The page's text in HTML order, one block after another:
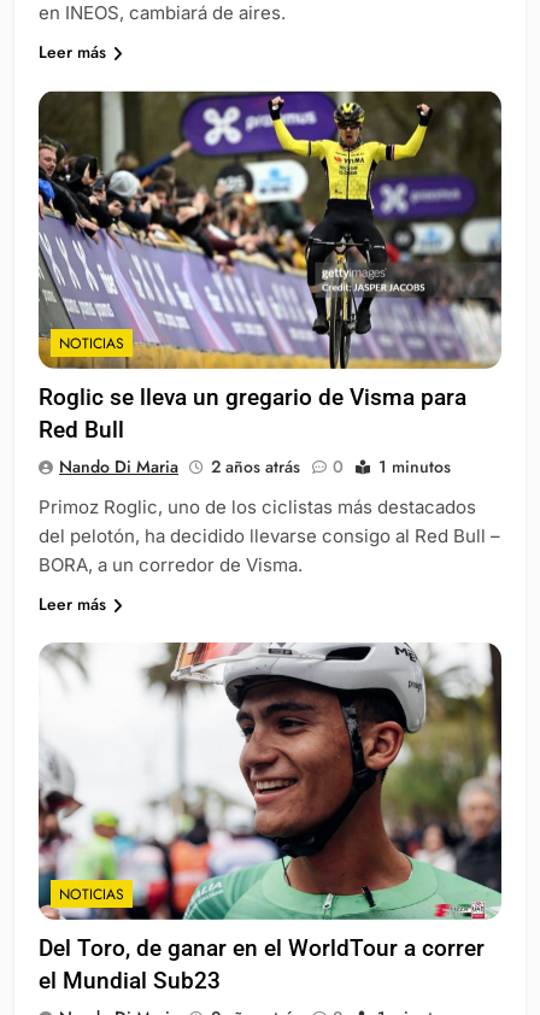
en INEOS, cambiará de aires.
Leer más
NOTICIAS
Roglic se lleva un gregario de Visma para
Red Bull
Nando Di Maria 2 años atrás 0 1 minutos
Primoz Roglic, uno de los ciclistas más destacados
del pelotón, ha decidido llevarse consigo al Red Bull –
BORA, a un corredor de Visma.
Leer más
NOTICIAS
Del Toro, de ganar en el WorldTour a correr
el Mundial Sub23